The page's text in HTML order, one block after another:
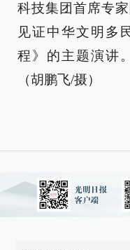
科技集团首席专
见证中华文明多
程》的主题演讲
（胡鹏飞/摄）